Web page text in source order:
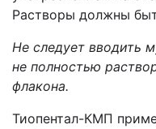
Растворы должны
Не следует вводить
не полностью
флакона.
Тиопентал-КМП